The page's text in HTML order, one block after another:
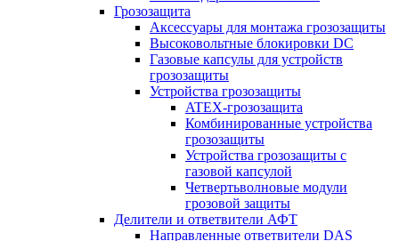
Грозозащита
Аксессуары для монтажа грозозащиты
Высоковольтные блокировки DC
Газовые капсулы для устройств
грозозащиты
Устройства грозозащиты
ATEX-грозозащита
Комбинированные устройства
грозозащиты
Устройства грозозащиты с
газовой капсулой
Четвертьволновые модули
грозовой защиты
Делители и ответвители АФТ
Направленные ответвители DAS